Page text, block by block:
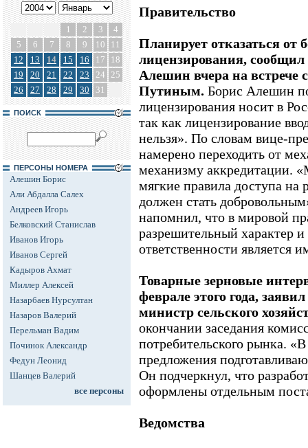
1 2 3
4
5
6 7 8 9 10
11
12
13 14 15 16 17
18
19
20 21 22 23 24 25
26
27 28 29 30 31
ПОИСК
ПЕРСОНЫ НОМЕРА
Алешин Борис
Али Абдалла Салех
Андреев Игорь
Белковский Станислав
Иванов Игорь
Иванов Сергей
Кадыров Ахмат
Миллер Алексей
Назарбаев Нурсултан
Назаров Валерий
Перельман Вадим
Починок Александр
Федун Леонид
Шанцев Валерий
все персоны
Правительство
Планирует отказаться от
лицензирования,
Алешин вчера на встрече
Путиным. Борис Алешин
лицензирования носит в
так как лицензирование
нельзя». По словам вице-
намерено переходить от
механизму аккредитации.
мягкие правила доступа на
должен стать
напомнил, что в мировой
разрешительный характер
ответственности является
Товарные зерновые
феврале этого года,
министр сельского
окончании заседания
потребительского рынка.
предложения
Он подчеркнул, что
оформлены отдельным
Ведомства